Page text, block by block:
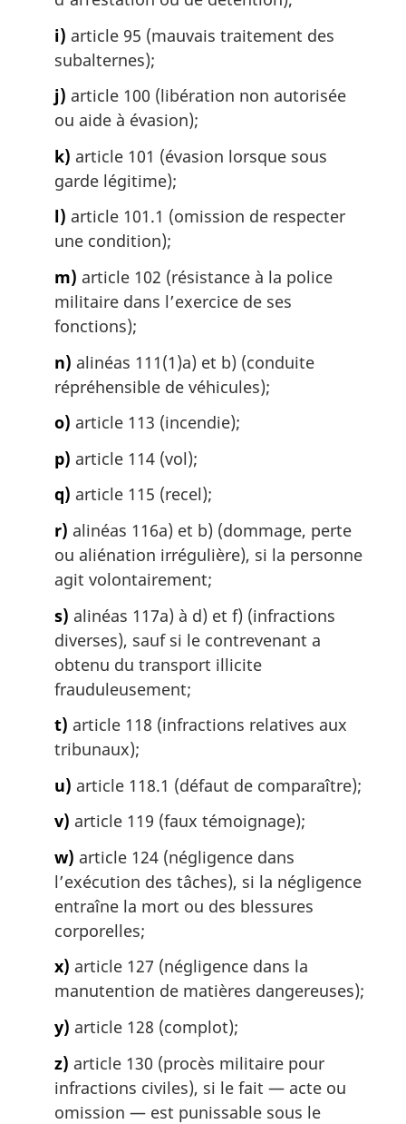
i) article 95 (mauvais traitement des
subalternes);
j) article 100 (libération non autorisée
ou aide à évasion);
k) article 101 (évasion lorsque sous
garde légitime);
l) article 101.1 (omission de respecter
une condition);
m) article 102 (résistance à la police
militaire dans l’exercice de ses
fonctions);
n) alinéas 111(1)a) et b) (conduite
répréhensible de véhicules);
o) article 113 (incendie);
p) article 114 (vol);
q) article 115 (recel);
r) alinéas 116a) et b) (dommage, perte
ou aliénation irrégulière), si la personne
agit volontairement;
s) alinéas 117a) à d) et f) (infractions
diverses), sauf si le contrevenant a
obtenu du transport illicite
frauduleusement;
t) article 118 (infractions relatives aux
tribunaux);
u) article 118.1 (défaut de comparaître);
v) article 119 (faux témoignage);
w) article 124 (négligence dans
l’exécution des tâches), si la négligence
entraîne la mort ou des blessures
corporelles;
x) article 127 (négligence dans la
manutention de matières dangereuses);
y) article 128 (complot);
z) article 130 (procès militaire pour
infractions civiles), si le fait — acte ou
omission — est punissable sous le